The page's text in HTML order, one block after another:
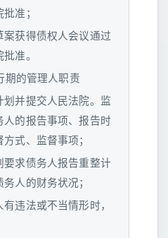
准；
案获得债权人会议通过
准。
期的管理人职责
划并提交人民法院。监
人的报告事项、报告时
式、监督事项；
要求债务人报告重整计
人的财务状况；
有违法或不当情形时，